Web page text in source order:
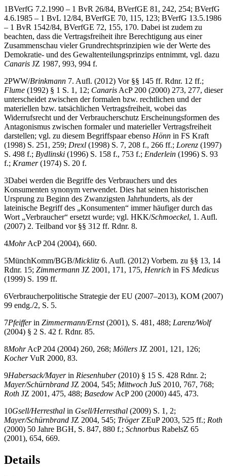
1BVerfG 7.2.1990 – 1 BvR 26/84, BVerfGE 81, 242, 254; BVerfG
4.6.1985 – 1 BvL 12/84, BVerfGE 70, 115, 123; BVerfG 13.5.1986
– 1 BvR 1542/84, BVerfGE 72, 155, 170. Dabei ist zudem zu
beachten, dass die Vertragsfreiheit ihre Berechtigung aus einer
Zusammenschau vieler Grundrechtsprinzipien wie der Werte des
Demokratie- und des Gewaltenteilungsprinzips entnimmt, vgl. dazu
Canaris JZ 1987, 993, 994 f.
2PWW/Brinkmann 7. Aufl. (2012) Vor §§ 145 ff. Rdnr. 12 ff.;
Flume (1992) § 1 S. 1, 12; Canaris AcP 200 (2000) 273, 277, dieser
unterscheidet zwischen der formalen bzw. rechtlichen und der
materiellen bzw. tatsächlichen Vertragsfreiheit, wobei das
Widerrufsrecht und der Verbraucherschutz Erscheinungsformen des
Antagonismus zwischen formaler und materieller Vertragsfreiheit
darstellen; vgl. zu diesem Begriffspaar ebenso Hönn in FS Kraft
(1998) S. 251, 259; Drexl (1998) S. 7, 208 f., 266 ff.; Lorenz (1997)
S. 498 f.; Bydlinski (1996) S. 158 f., 753 f.; Enderlein (1996) S. 93
f.; Kramer(1974) S. 20 f.
3Dabei werden die Begriffe des Verbrauchers und des
Konsumenten synonym verwendet. Dies hat seinen historischen
Ursprung zu Beginn des Zwanzigsten Jahrhunderts, als der
lateinische Begriff des „Konsumenten“ immer häufiger durch das
Wort „Verbraucher“ ersetzt wurde; vgl. HKK/Schmoeckel, 1. Aufl.
(2007) 2. Teilband vor §§ 312 ff. Rdnr. 8.
4MohrAcP 204 (2004), 660.
5MünchKomm/BGB/Micklitz 6. Aufl. (2012) Vorbem. zu §§ 13, 14
Rdnr. 15; Zimmermann JZ 2001, 171, 175, Henrich in FS Medicus
(1999) S. 199 ff.
6Verbraucherpolitische Strategie der EU (2007–2013), KOM (2007)
99 endg./2, S. 5.
7Pfeifferin Zimmermann/Ernst(2001), S. 481, 488; Larenz/Wolf
(2004) § 2 S. 42 f. Rdnr. 85.
8MohrAcP 204 (2004) 260, 268; Möllers JZ 2001, 121, 126;
KocherVuR 2000, 83.
9Habersack/Mayerin Riesenhuber(2010) § 15 S. 428 Rdnr. 2;
Mayer/Schürnbrand JZ 2004, 545; Mittwoch JuS 2010, 767, 768;
Roth JZ 2001, 475, 488; Basedow AcP 200 (2000) 445, 473.
10Gsell/Herresthal in Gsell/Herresthal (2009) S. 1, 2;
Mayer/Schürnbrand JZ 2004, 545; TrögerZEuP 2003, 525 ff.; Roth
(2000) 50 Jahre BGH, S. 847, 880 f.; Schnorbus RabelsZ 65
(2001), 654, 669.
Details